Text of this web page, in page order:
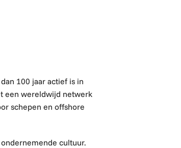
100 jaar actief is in
een wereldwijd netwerk
schepen en offshore
cultuur.